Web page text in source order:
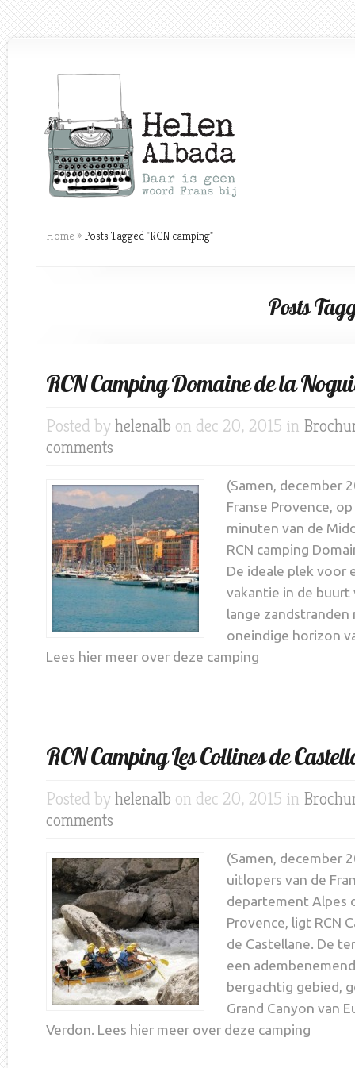
Home » Posts Tagged"RCN camping"
Posts
RCN Camping Domaine de la
Posted by helenalb on dec 20, 2015 in
comments
(Samen, december
Franse Provence,
minuten van de
RCN camping
De ideale plek voor
vakantie in de buurt
lange
oneindige horizon
Lees hier meer over deze camping
RCN Camping Les Collines de
Posted by helenalb on dec 20, 2015 in
comments
(Samen, december
uitlopers van de
departement Alpes
Provence, ligt RCN
de Castellane. De
een
bergachtig gebied,
Grand Canyon van
Verdon. Lees hier meer over deze camping